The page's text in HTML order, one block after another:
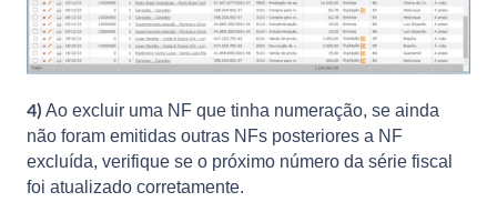
4) Ao excluir uma NF que tinha numeração, se ainda
não foram emitidas outras NFs posteriores a NF
excluída, verifique se o próximo número da série fiscal
foi atualizado corretamente.